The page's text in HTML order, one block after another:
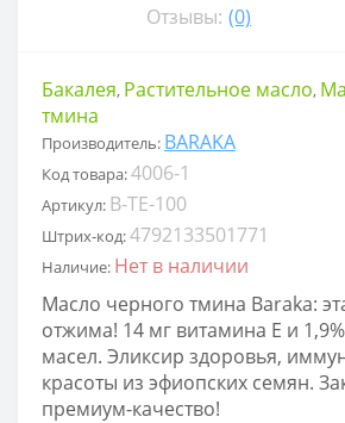
Отзывы: (0)
Бакалея, Растительное масло,
тмина
Производитель: BARAKA
Код товара:4006-1
Артикул: B-TE-100
Штрих-код:4792133501771
Наличие: Нет в наличии
Масло черного тмина Baraka:
отжима! 14 мг витамина Е и
масел. Эликсир здоровья,
красоты из эфиопских семян.
премиум-качество!